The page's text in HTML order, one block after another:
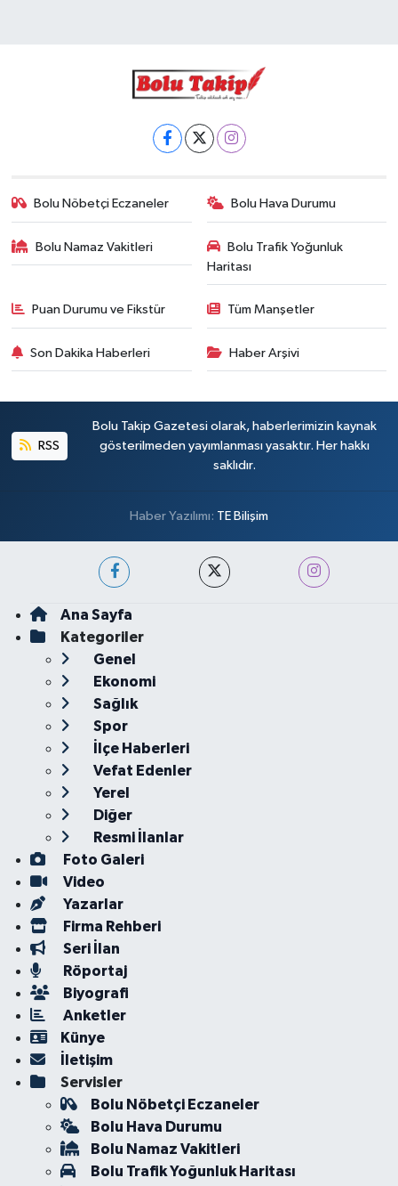
Bolu Nöbetçi Eczaneler Bolu Hava Durumu
Bolu Namaz Vakitleri
Bolu Trafik Yoğunluk
Haritası
Puan Durumu ve Fikstür Tüm Manşetler
Son Dakika Haberleri Haber Arşivi
RSS
Bolu Takip Gazetesi olarak, haberlerimizin kaynak
gösterilmeden yayımlanması yasaktır. Her hakkı
saklıdır.
Haber Yazılımı: TE Bilişim
Ana Sayfa
Kategoriler
Genel
Ekonomi
Sağlık
Spor
İlçe Haberleri
Vefat Edenler
Yerel
Diğer
Resmi İlanlar
Foto Galeri
Video
Yazarlar
Firma Rehberi
Seri İlan
Röportaj
Biyografi
Anketler
Künye
İletişim
Servisler
Bolu Nöbetçi Eczaneler
Bolu Hava Durumu
Bolu Namaz Vakitleri
Bolu Trafik Yoğunluk Haritası